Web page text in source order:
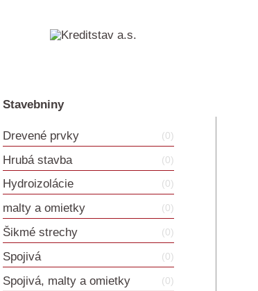
Stavebniny
Drevené prvky (0)
Hrubá stavba (0)
Hydroizolácie (0)
malty a omietky (0)
Šikmé strechy (0)
Spojivá (0)
Spojivá, malty a omietky (0)